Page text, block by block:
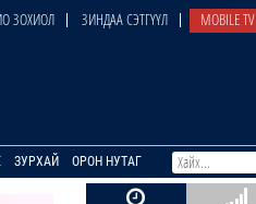
ЗОХИОЛ ЗИНДАА СЭТГҮҮЛ MOBILE TV
ЗУРХАЙ ОРОН НУТАГ